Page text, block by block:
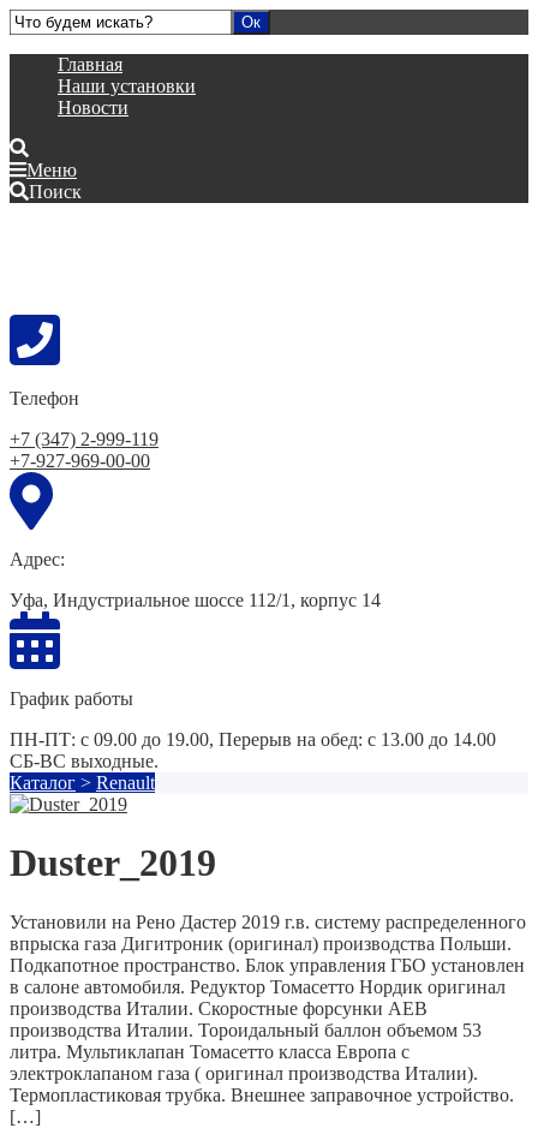
Главная
Наши установки
Новости
Меню
Поиск
Телефон
+7 (347) 2-999-119
+7-927-969-00-00
Адрес:
Уфа, Индустриальное шоссе 112/1, корпус 14
График работы
ПН-ПТ: с 09.00 до 19.00, Перерыв на обед: с 13.00 до 14.00
СБ-ВС выходные.
Каталог > Renault
Duster_2019
Установили на Рено Дастер 2019 г.в. систему распределенного
впрыска газа Дигитроник (оригинал) производства Польши.
Подкапотное пространство. Блок управления ГБО установлен
в салоне автомобиля. Редуктор Томасетто Нордик оригинал
производства Италии. Скоростные форсунки AEB
производства Италии. Тороидальный баллон объемом 53
литра. Мультиклапан Томасетто класса Европа с
электроклапаном газа ( оригинал производства Италии).
Термопластиковая трубка. Внешнее заправочное устройство.
[…]